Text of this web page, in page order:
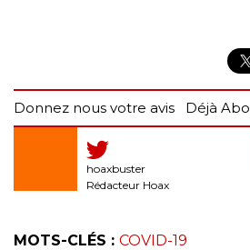
Donnez nous votre avis Déjà
hoaxbuster
Rédacteur Hoax
MOTS-CLÉS : COVID-19